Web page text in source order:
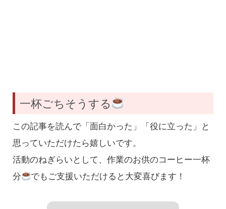
一杯ごちそうする
この記事を読んで「面白かった」「役に立った」と
思っていただけたら嬉しいです。
活動のねぎらいとして、作業のお供のコーヒー一杯
分
でもご支援いただけると大変喜びます！